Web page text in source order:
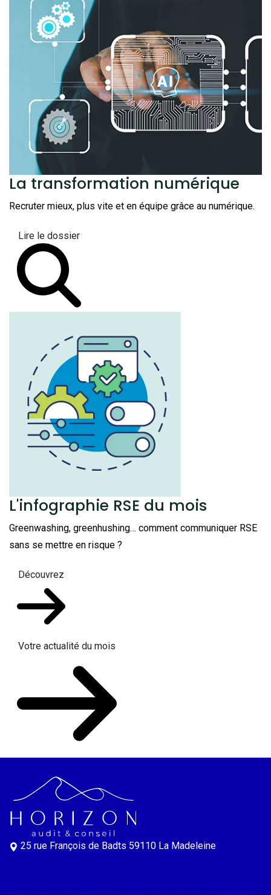
La transformation numérique
Recruter mieux, plus vite et en équipe grâce au numérique.
Lire le dossier
L'infographie RSE du mois
Greenwashing, greenhushing… comment communiquer RSE
sans se mettre en risque ?
Découvrez
Votre actualité du mois
25 rue François de Badts 59110 La Madeleine